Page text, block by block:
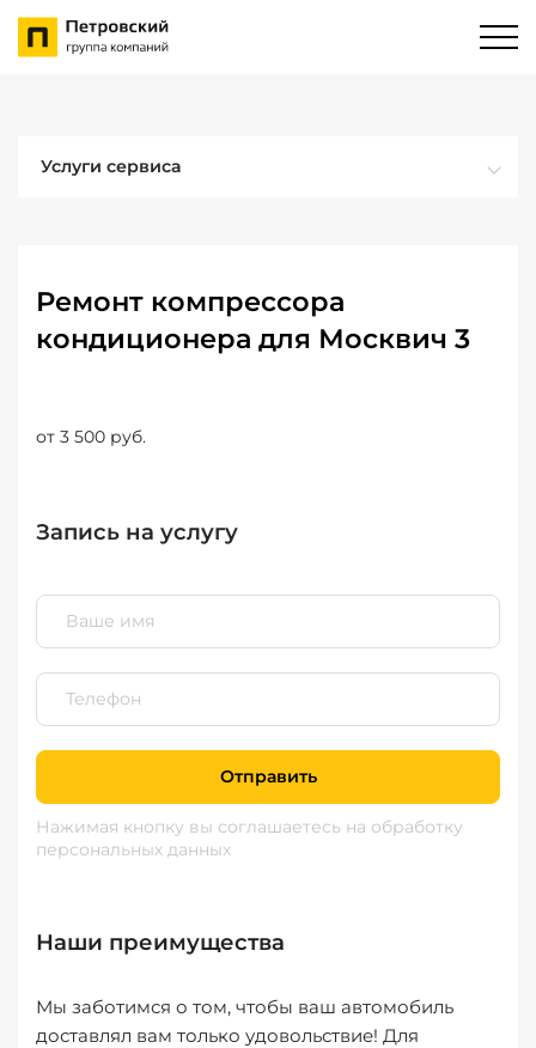
Услуги сервиса
Ремонт компрессора
кондиционера для Москвич 3
от 3 500 руб.
Запись на услугу
Отправить
Нажимая кнопку вы соглашаетесь на обработку
персональных данных
Наши преимущества
Мы заботимся о том, чтобы ваш автомобиль
доставлял вам только удовольствие! Для